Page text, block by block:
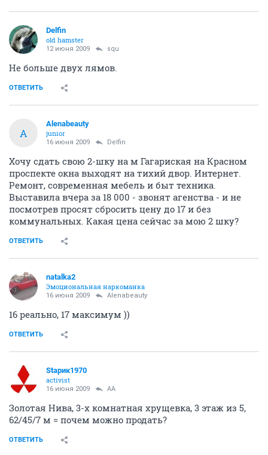
Delfin
old hamster
12 июня 2009 squ
Не больше двух лямов.
ОТВЕТИТЬ
A
Alenabeauty
junior
16 июня 2009 Delfin
Хочу сдать свою 2-шку на м Гагариская на Красном
проспекте окна выходят на тихий двор. Интернет.
Ремонт, современная мебель и быт техника.
Выставила вчера за 18 000 - звонят агенства - и не
посмотрев просят сбросить цену до 17 и без
коммунальных. Какая цена сейчас за мою 2 шку?
ОТВЕТИТЬ
natalka2
Эмоциональная наркоманка
16 июня 2009 Alenabeauty
16 реально, 17 максимум ))
ОТВЕТИТЬ
Stapик1970
activist
16 июня 2009 AA
Золотая Нива, 3-х комнатная хрущевка, 3 этаж из 5,
62/45/7 м = почем можно продать?
ОТВЕТИТЬ